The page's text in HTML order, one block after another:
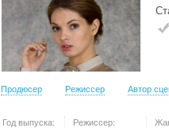
Продюсер Режиссер Автор
Год выпуска:
Режиссер: